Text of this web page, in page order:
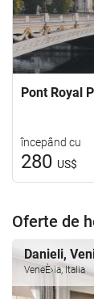
Pont Royal
începând cu
280 US$
Oferte de
Danieli,
VeneÈ›ia, Italia